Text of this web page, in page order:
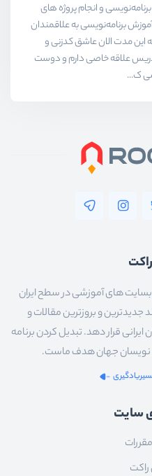
برنامه‌نویسی و انجام پروژه های
هست که آموزش برنامه‌نویسی به علاقمندان
این مدت الان عاشق کدزنی و
علاقه خاصی دارم و دوست
ک...
های آموزشی در سطح ایران
و بروزترین مقالات و
ایرانی قرار دهد. تبدیل کردن برنامه
نویسان جهان هدف ماست.
سایت